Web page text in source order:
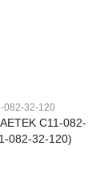
082-32-120
C11-082-
082-32-120)